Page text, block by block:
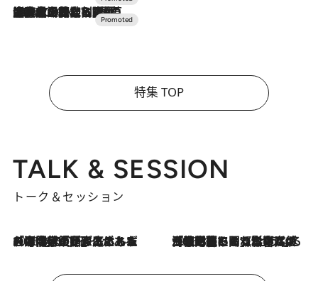
2026.7.10
NEW OPEN！【界 草津】名湯の地に誕生。趣の異なる2種の温泉と上州ならではの会席・蕎麦割烹など美食を味わう究極の癒やし旅
特集 TOP
TALK & SESSION
トーク＆セッション
2026.8.3
「今後値上げがあるとすれば…」「リスクがあるのは今年の冬」エネルギー専門家が語る、ホルムズ海峡封鎖が家庭にもたらす“ある心配” 2026.8.3
「住宅建てられない…」「サーチャージ料の高値が続いている」ホルムズ海峡封鎖による影響はいつまで続く？《エネルギー専門家に聞く“どうなる日本の暮らし”》